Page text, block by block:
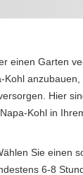
einen Garten
Kohl
Hier
Kohl in
Sie einen
6-8